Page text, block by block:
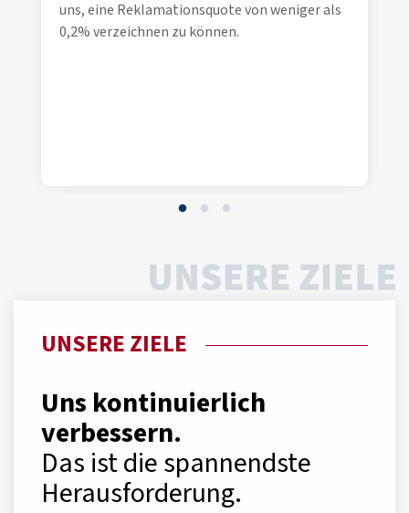
uns, eine Reklamationsquote von weniger als
0,2% verzeichnen zu können.
UNSERE ZIELE
Uns kontinuierlich
verbessern.
Das ist die spannendste
Herausforderung.